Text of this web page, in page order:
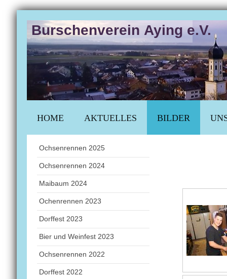
Burschenverein Aying e.V.
HOME AKTUELLES BILDER
Ochsenrennen 2025
Ochsenrennen 2024
Maibaum 2024
Ochenrennen 2023
Dorffest 2023
Bier und Weinfest 2023
Ochsenrennen 2022
Dorffest 2022